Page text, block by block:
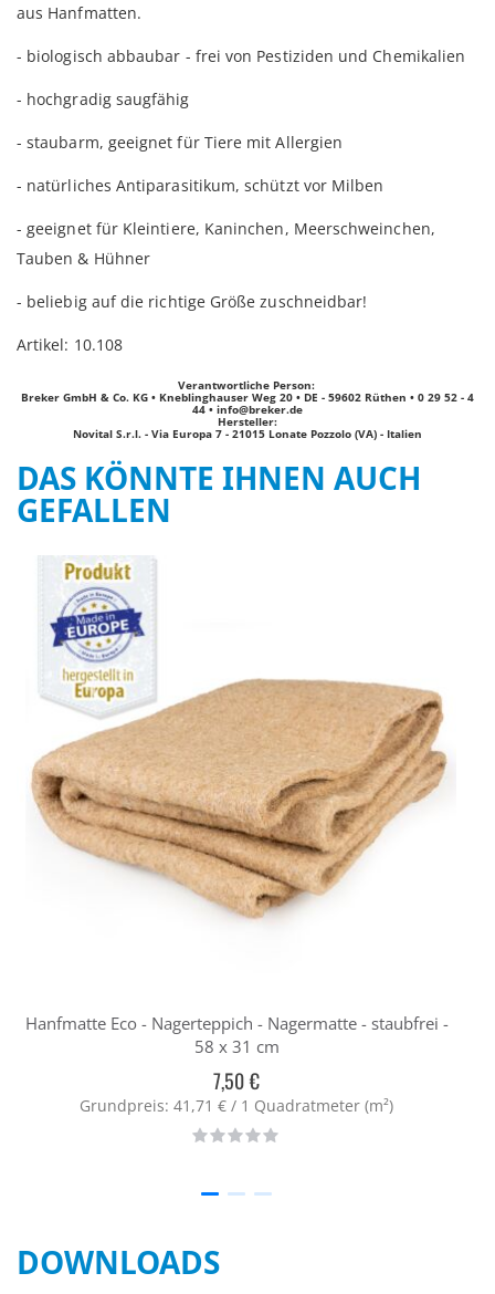
aus Hanfmatten.
- biologisch abbaubar - frei von Pestiziden und Chemikalien
- hochgradig saugfähig
- staubarm, geeignet für Tiere mit Allergien
- natürliches Antiparasitikum, schützt vor Milben
- geeignet für Kleintiere, Kaninchen, Meerschweinchen,
Tauben & Hühner
- beliebig auf die richtige Größe zuschneidbar!
Artikel: 10.108
Verantwortliche Person:
Breker GmbH & Co. KG • Kneblinghauser Weg 20 • DE - 59602 Rüthen • 0 29 52 - 4
44 • info@breker.de
Hersteller:
Novital S.r.l. - Via Europa 7 - 21015 Lonate Pozzolo (VA) - Italien
DAS KÖNNTE IHNEN AUCH
GEFALLEN
Hanfmatte Eco - Nagerteppich - Nagermatte - staubfrei -
58 x 31 cm
7,50 €
Grundpreis: 41,71 € / 1 Quadratmeter (m²)
Rating:
0%
DOWNLOADS